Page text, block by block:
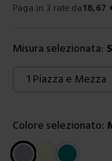
Paga in 3 rate da18,67
Misura selezionata:
Scegli una misura
1 Piazza e Mezza
Colore selezionato:
Scegli un colore